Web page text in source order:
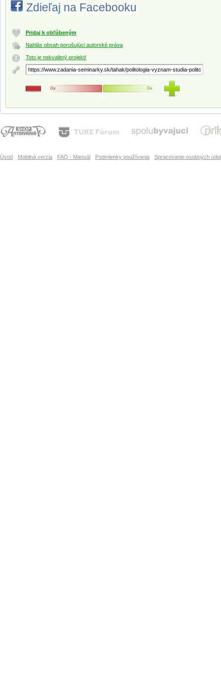
Zdieľaj na Facebooku
Pridaj k obľúbeným
Nahlás obsah porušujúci autorské práva
Toto je nekvalitný projekt!
0x 0x
Úvod Mobilná verzia FAQ - Manuál Podmienky používania Spracovanie osobných